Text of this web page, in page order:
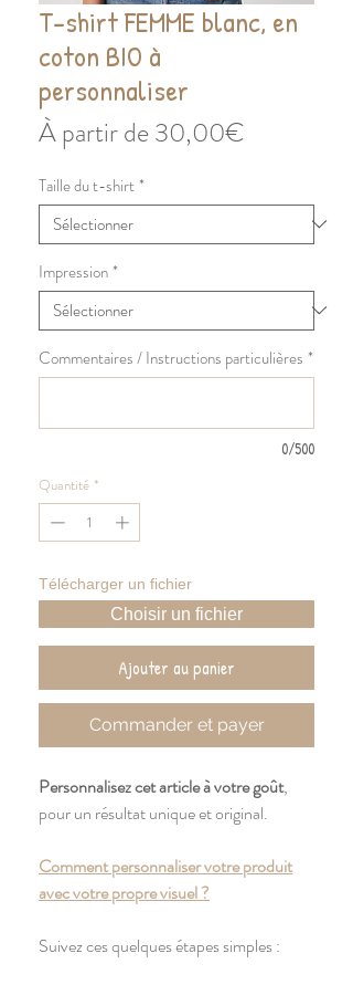
T-shirt FEMME blanc, en
coton BIO à
personnaliser
À partir de30,00€
Taille du t-shirt*
Impression*
Commentaires / Instructions particulières *
0/500
Quantité *
Télécharger un fichier
Choisir un fichier
Ajouter au panier
Commander et payer
Personnalisez cet article à votre goût,
pour un résultat unique et original.
Comment personnaliser votre produit
avec votre propre visuel ?
Suivez ces quelques étapes simples :